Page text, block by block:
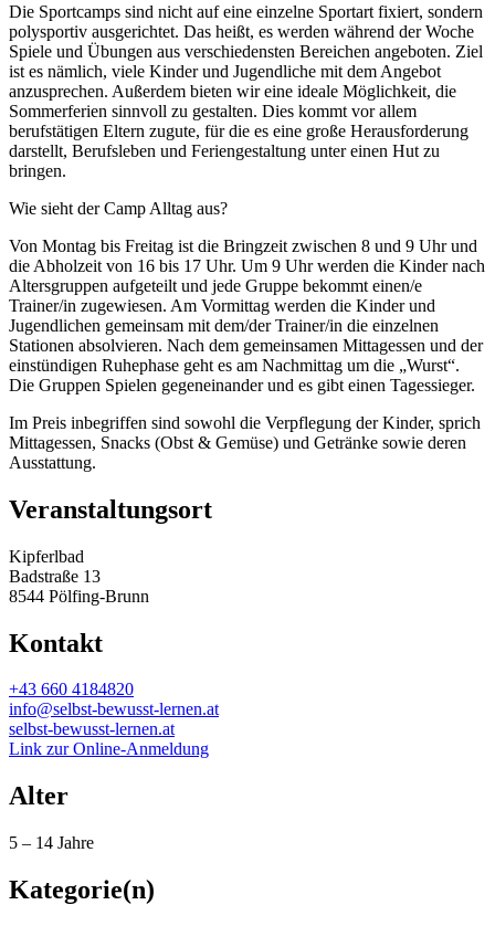
Die Sportcamps sind nicht auf eine einzelne Sportart fixiert, sondern
polysportiv ausgerichtet. Das heißt, es werden während der Woche
Spiele und Übungen aus verschiedensten Bereichen angeboten. Ziel
ist es nämlich, viele Kinder und Jugendliche mit dem Angebot
anzusprechen. Außerdem bieten wir eine ideale Möglichkeit, die
Sommerferien sinnvoll zu gestalten. Dies kommt vor allem
berufstätigen Eltern zugute, für die es eine große Herausforderung
darstellt, Berufsleben und Feriengestaltung unter einen Hut zu
bringen.
Wie sieht der Camp Alltag aus?
Von Montag bis Freitag ist die Bringzeit zwischen 8 und 9 Uhr und
die Abholzeit von 16 bis 17 Uhr. Um 9 Uhr werden die Kinder nach
Altersgruppen aufgeteilt und jede Gruppe bekommt einen/e
Trainer/in zugewiesen. Am Vormittag werden die Kinder und
Jugendlichen gemeinsam mit dem/der Trainer/in die einzelnen
Stationen absolvieren. Nach dem gemeinsamen Mittagessen und der
einstündigen Ruhephase geht es am Nachmittag um die „Wurst“.
Die Gruppen Spielen gegeneinander und es gibt einen Tagessieger.
Im Preis inbegriffen sind sowohl die Verpflegung der Kinder, sprich
Mittagessen, Snacks (Obst & Gemüse) und Getränke sowie deren
Ausstattung.
Veranstaltungsort
Kipferlbad
Badstraße 13
8544 Pölfing-Brunn
Kontakt
+43 660 4184820
info@selbst-bewusst-lernen.at
selbst-bewusst-lernen.at
Link zur Online-Anmeldung
Alter
5 – 14 Jahre
Kategorie(n)